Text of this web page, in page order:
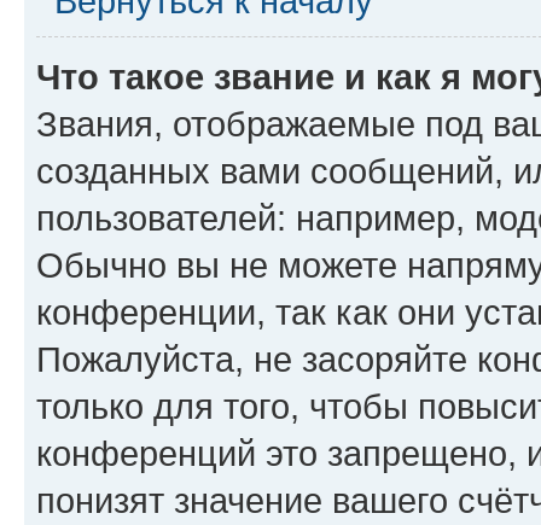
Что такое звание и как я
Звания, отображаемые под
созданных вами сообщений,
пользователей: например,
Обычно вы не можете
конференции, так как они
Пожалуйста, не засоряйте
только для того, чтобы
конференций это запрещено,
понизят значение вашего